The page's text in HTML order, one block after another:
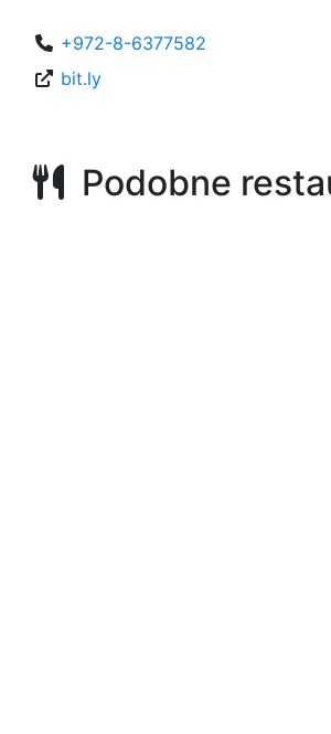
+972-8-6377582
bit.ly
Podobne